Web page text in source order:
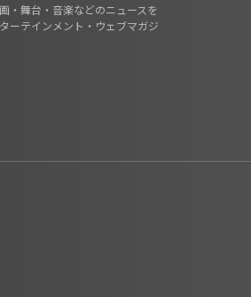
・舞台・音楽などのニュースを
ーテインメント・ウェブマガジ